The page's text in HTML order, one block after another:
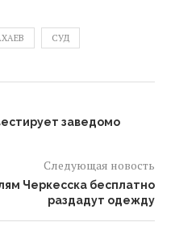
СУД
заведомо
Следующая новость
Черкесска бесплатно
раздадут одежду